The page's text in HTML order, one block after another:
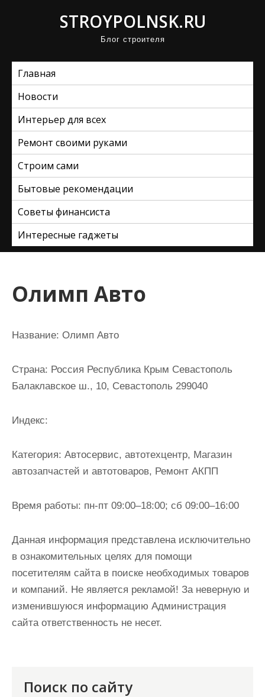
STROYPOLNSK.RU
Блог строителя
Главная
Новости
Интерьер для всех
Ремонт своими руками
Строим сами
Бытовые рекомендации
Советы финансиста
Интересные гаджеты
Олимп Авто
Название: Олимп Авто
Страна: Россия Республика Крым Севастополь
Балаклавское ш., 10, Севастополь 299040
Индекс:
Категория: Автосервис, автотехцентр, Магазин
автозапчастей и автотоваров, Ремонт АКПП
Время работы: пн-пт 09:00–18:00; сб 09:00–16:00
Данная информация представлена исключительно
в ознакомительных целях для помощи
посетителям сайта в поиске необходимых товаров
и компаний. Не является рекламой! За неверную и
изменившуюся информацию Администрация
сайта ответственность не несет.
Поиск по сайту